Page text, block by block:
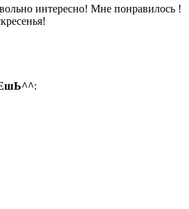
интересно! Мне понравилось !
: